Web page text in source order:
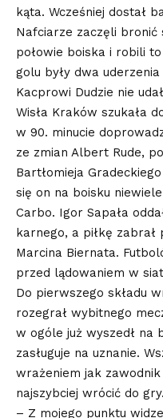
kąta. Wcześniej dostał
Nafciarze zaczęli bronić
połowie boiska i robili
golu były dwa
Kacprowi Dudzie nie
Wisła Kraków szukała
w 90. minucie
ze zmian Albert Rude,
Bartłomieja
się on na boisku
Carbo. Igor Sapała
karnego, a piłkę zabrał
Marcina Biernata.
przed lądowaniem w
Do pierwszego składu
rozegrał wybitnego
w ogóle już wyszedł na
zasługuje na uznanie.
wrażeniem jak
najszybciej wrócić do gry.
– Z mojego punktu